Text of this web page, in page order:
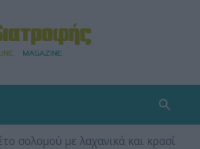
σολομού με λαχανικά και κρασί